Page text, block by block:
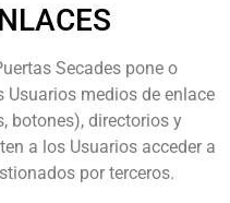
Secades pone o
Usuarios medios de enlace
botones), directorios y
a los Usuarios acceder a
por terceros.